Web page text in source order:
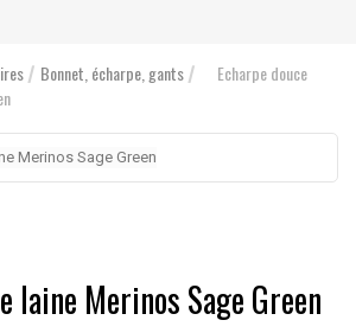
Bonnet, écharpe, gants
Echarpe douce
laine Merinos Sage Green